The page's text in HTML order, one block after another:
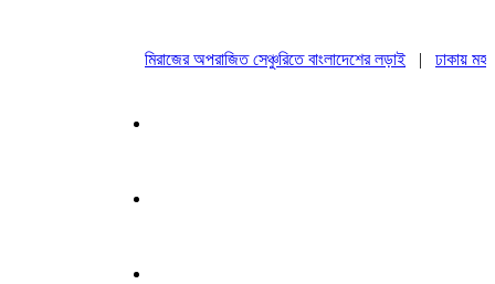
মিরাজের অপরাজিত সেঞ্চুরিতে বাংলাদেশের লড়াই|
ঢাকায়